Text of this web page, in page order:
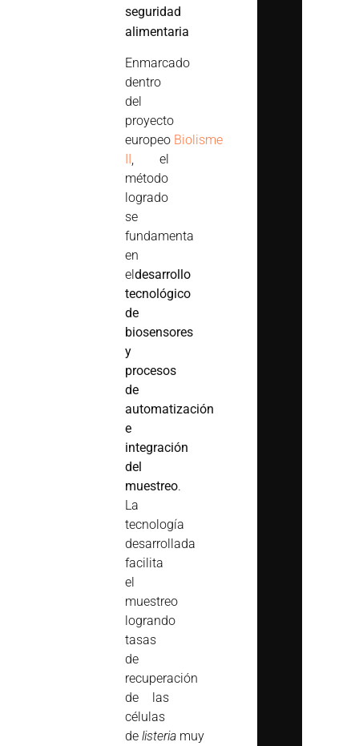
seguridad
alimentaria
Enmarcado
dentro
del
proyecto
europeo Biolisme
II , el
método
logrado
se
fundamenta
en
eldesarrollo
tecnológico
de
biosensores
y
procesos
de
automatización
e
integración
del
muestreo.
La
tecnología
desarrollada
facilita
el
muestreo
logrando
tasas
de
recuperación
de las
células
delisteria muy